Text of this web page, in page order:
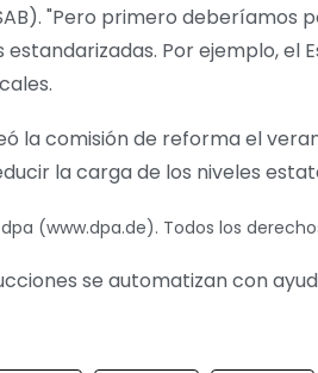
"Pero primero deberíamos
estandarizadas. Por ejemplo,
la comisión de reforma el
la carga de los niveles
(www.dpa.de). Todos los
se automatizan con